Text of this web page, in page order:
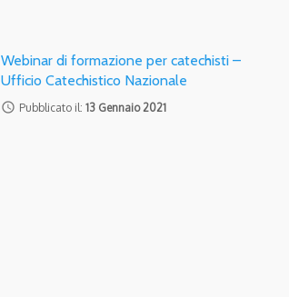
Webinar di formazione per catechisti –
Ufficio Catechistico Nazionale
access_time Pubblicato il:13 Gennaio 2021